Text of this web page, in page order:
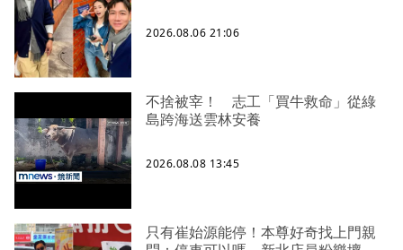
2026.08.06 21:06
不捨被宰！ 志工「買牛救命」從綠
島跨海送雲林安養
2026.08.08 13:45
只有崔始源能停！本尊好奇找上門親